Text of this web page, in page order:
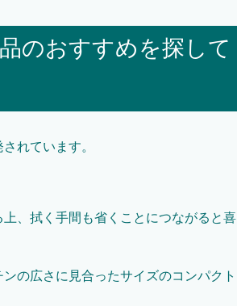
のおすすめを探して
れています。
、拭く手間も省くことにつながると喜
の広さに見合ったサイズのコンパクト